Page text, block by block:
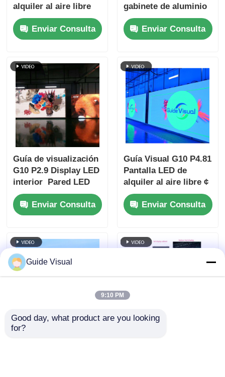
alquiler al aire libre
sin pantalla negra y
con alta actualización
Enviar Consulta
gabinete de aluminio
fundido a presión
impermeable IP65
con frecuencia de
Hz para eventos
Enviar Consulta
Guía de visualización
G10 P2.9 Display LED
interior ️ Pared LED
de alquiler fiable para
distribuidores y
revendedores
Enviar Consulta
Guía Visual G10 P4.81
Pantalla LED de
alquiler al aire libre ¢
Solución rentable con
diseño de gabinete
universal
Enviar Consulta
Guide Visual
9:10 PM
Good day, what product are you looking
for?